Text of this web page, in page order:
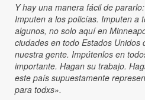
Y hay una manera fácil de
Imputen a los policías. Imputen a
algunos, no solo aquí en
ciudades en todo Estados Unidos
nuestra gente. Impútenlos en
importante. Hagan su trabajo.
este país supuestamente
para todxs».